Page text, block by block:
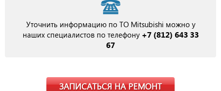
Уточнить информацию по ТО Mitsubishi можно у
наших специалистов по телефону +7 (812) 643 33
67
ЗАПИСАТЬСЯ НА РЕМОНТ